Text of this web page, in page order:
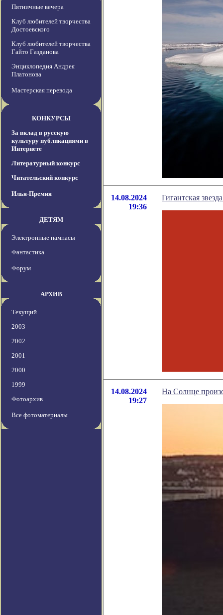
Пятничные вечера
Клуб любителей творчества
Достоевского
Клуб любителей творчества
Гайто Газданова
Энциклопедия Андрея
Платонова
Мастерская перевода
КОНКУРСЫ
За вклад в русскую
культуру публикациями в
Интернете
Литературный конкурс
Читательский конкурс
Илья-Премия
ДЕТЯМ
Электронные пампасы
Фантастика
Форум
АРХИВ
Текущий
2003
2002
2001
2000
1999
Фотоархив
Все фотоматериалы
14.08.2024
19:36
Гигантская
14.08.2024
19:27
На Солнце